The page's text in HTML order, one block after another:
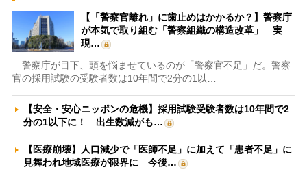
【「警察官離れ」に歯止めはかかるか？】警察庁
が本気で取り組む「警察組織の構造改革」 実
現…
警察庁が目下、頭を悩ませているのが「警察官不足」だ。警察
官の採用試験の受験者数は10年間で2分の1以…
【安全・安心ニッポンの危機】採用試験受験者数は10年間で2
分の1以下に！ 出生数減がも…
【医療崩壊】人口減少で「医師不足」に加えて「患者不足」に
見舞われ地域医療が限界に 今後…